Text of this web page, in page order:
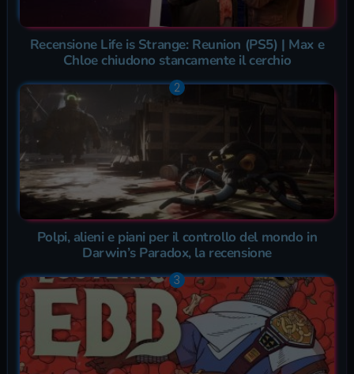
Recensione Life is Strange: Reunion (PS5) | Max e
Chloe chiudono stancamente il cerchio
Polpi, alieni e piani per il controllo del mondo in
Darwin’s Paradox, la recensione